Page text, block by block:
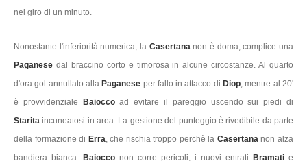
nel giro di un minuto.
Nonostante l'inferiorità numerica, la Casertananon è doma, complice una
Paganese dal braccino corto e timorosa in alcune circostanze. Al quarto
d'ora gol annullato alla Paganese per fallo in attacco di Diop, mentre al 20'
è provvidenziale
Baioccoad evitare il pareggio uscendo sui piedi di
Staritaincuneatosi in area. La gestione del punteggio è rivedibile da parte
della formazione di Erra, che rischia troppo perchè la Casertananon alza
bandiera bianca. Baiocco non corre pericoli, i nuovi entrati Bramati e